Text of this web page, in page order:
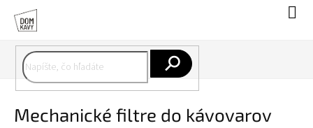
obsah
Mechanické filtre do kávovarov